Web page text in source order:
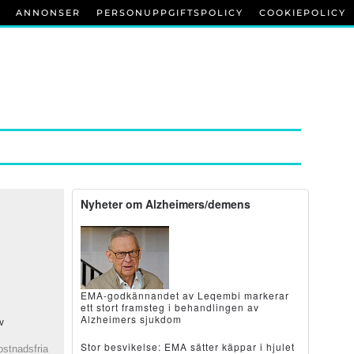
ANNONSER PERSONUPPGIFTSPOLICY COOKIEPOLICY
Nyheter om Alzheimers/demens
EMA-godkännandet av Leqembi markerar
ett stort framsteg i behandlingen av
Alzheimers sjukdom
Stor besvikelse: EMA sätter käppar i hjulet